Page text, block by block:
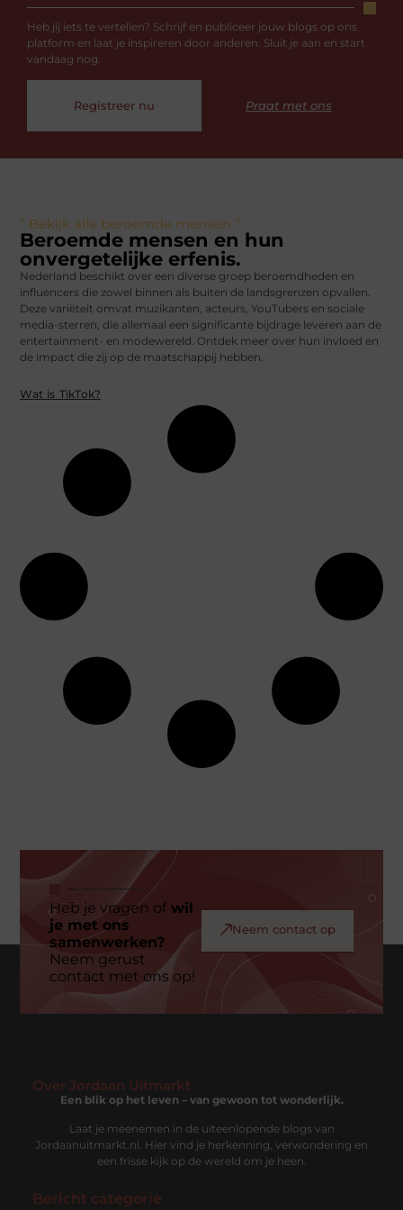
Heb jij iets te vertellen? Schrijf en publiceer jouw blogs op ons
platform en laat je inspireren door anderen. Sluit je aan en start
vandaag nog.
Registreer nu Praat met ons
" Bekijk alle beroemde mensen "
Beroemde mensen en hun
onvergetelijke erfenis.
Nederland beschikt over een diverse groep beroemdheden en
influencers die zowel binnen als buiten de landsgrenzen opvallen.
Deze variëteit omvat muzikanten, acteurs, YouTubers en sociale
media-sterren, die allemaal een significante bijdrage leveren aan de
entertainment- en modewereld. Ontdek meer over hun invloed en
de impact die zij op de maatschappij hebben.
Wat is TikTok?
Heb je vragen ofwil
je met ons
samenwerken?
Neem gerust
contact met ons op!
Neem contact op
Over Jordaan Uitmarkt
Een blik op het leven – van gewoon tot wonderlijk.
Laat je meenemen in de uiteenlopende blogs van
Jordaanuitmarkt.nl. Hier vind je herkenning, verwondering en
een frisse kijk op de wereld om je heen.
Bericht categorie